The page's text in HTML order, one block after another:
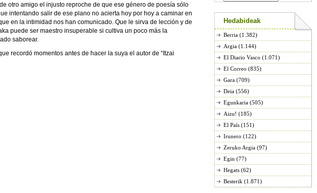
otro amigo el injusto reproche de que ese género de poesía sólo
intentando salir de ese plano no acierta hoy por hoy a caminar en
en la intimidad nos han comunicado. Que le sirva de lección y de
puede ser maestro insuperable si cultiva un poco más la
saborear.
recordó momentos antes de hacer la suya el autor de “Itzai
Hedabideak
Berria (1.382)
Argia (1.144)
El Diario Vasco (1.071)
El Correo (835)
Gara (709)
Deia (556)
Egunkaria (505)
Aizu! (185)
El País (151)
Irunero (122)
Zeruko Argia (97)
Egin (77)
Hegats (62)
Besterik (1.871)